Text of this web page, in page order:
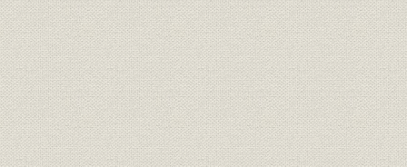
●第一製薬の新薬物語2 「テラポール」 ≪特別寄稿≫「テラポー
社新薬部長・日南田義治
第三節 戦時下における医薬品生産
1. 第二次世界大戦の勃発と統制経済
国家総動員法の公布